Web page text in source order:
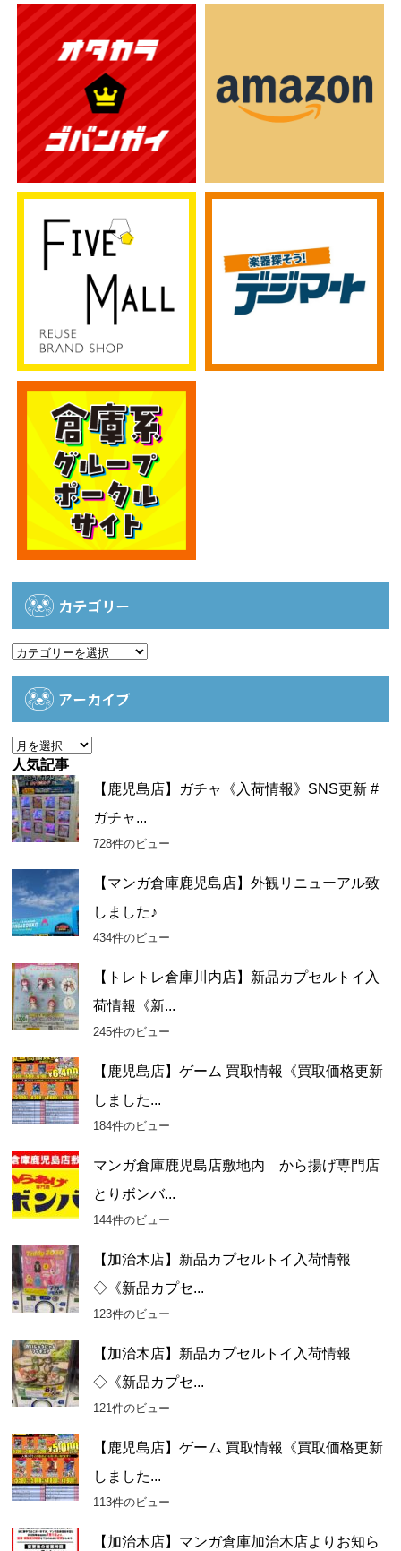
カテゴリー
カ
アーカイブ
ア
ー
カ
イ
ブ
人気記事
【鹿児島店】ガチャ《入荷情報》SNS更新 #
ガチャ...
728件のビュー
【マンガ倉庫鹿児島店】外観リニューアル致
しました♪
434件のビュー
【トレトレ倉庫川内店】新品カプセルトイ入
荷情報《新...
245件のビュー
【鹿児島店】ゲーム 買取情報《買取価格更新
しました...
184件のビュー
マンガ倉庫鹿児島店敷地内 から揚げ専門店
とりボンバ...
144件のビュー
【加治木店】新品カプセルトイ入荷情報
◇《新品カプセ...
123件のビュー
【加治木店】新品カプセルトイ入荷情報
◇《新品カプセ...
121件のビュー
【鹿児島店】ゲーム 買取情報《買取価格更新
しました...
113件のビュー
【加治木店】マンガ倉庫加治木店よりお知ら